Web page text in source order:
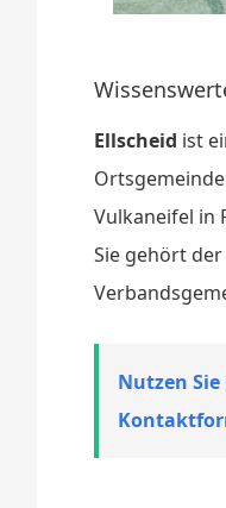
Ellscheid ist
Vulkaneifel in
Sie gehört der
Nutzen